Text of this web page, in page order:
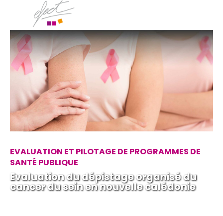
EVALUATION ET PILOTAGE DE PROGRAMMES DE
SANTÉ PUBLIQUE
Evaluation du dépistage organisé du
cancer du sein en nouvelle calédonie